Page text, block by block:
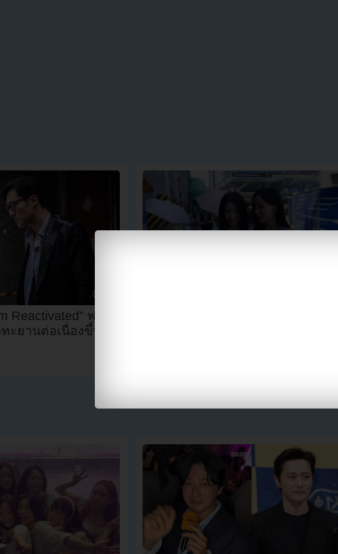
Reactivated” ฟอร์ม
ะยานต่อเนื่องขึ้น